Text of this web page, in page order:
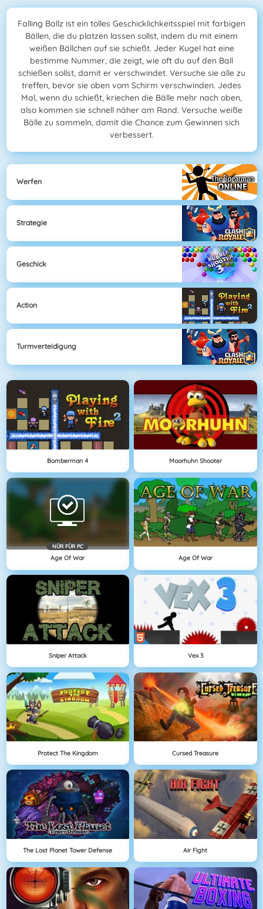
Falling Ballz ist ein tolles Geschicklichkeitsspiel mit farbigen
Bällen, die du platzen lassen sollst, indem du mit einem
weißen Bällchen auf sie schießt. Jeder Kugel hat eine
bestimme Nummer, die zeigt, wie oft du auf den Ball
schießen sollst, damit er verschwindet. Versuche sie alle zu
treffen, bevor sie oben vom Schirm verschwinden. Jedes
Mal, wenn du schießt, kriechen die Bälle mehr nach oben,
also kommen sie schnell näher am Rand. Versuche weiße
Bälle zu sammeln, damit die Chance zum Gewinnen sich
verbessert.
Werfen
Strategie
Geschick
Action
Turmverteidigung
Bomberman 4 Moorhuhn Shooter
NÜR FÜR PC
Age Of War Age Of War
Sniper Attack Vex 3
Protect The Kingdom Cursed Treasure
The Lost Planet Tower Defense Air Fight